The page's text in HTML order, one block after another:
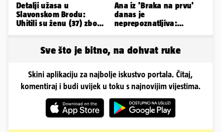
Detalji užasa u
Slavonskom Brodu:
Uhitili su ženu (37) zbog
Ana iz 'Braka na prvu'
danas je
neprepoznatljiva:
Sve što je bitno, na dohvat ruke
Skini aplikaciju za najbolje iskustvo portala. Čitaj,
komentiraj i budi uvijek u toku s najnovijim vijestima.